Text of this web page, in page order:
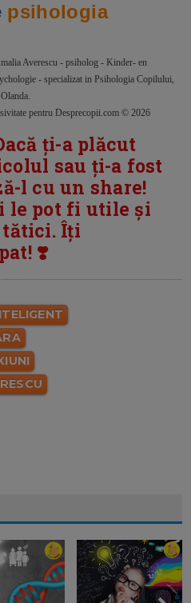
psihologia
Averescu - psiholog - Kinder- en
- specializat in Psihologia Copilului,
pentru Desprecopii.com © 2026
ți-a plăcut
sau ți-a fost
l cu un share!
le pot fi utile și
tătici. Îți
❣️